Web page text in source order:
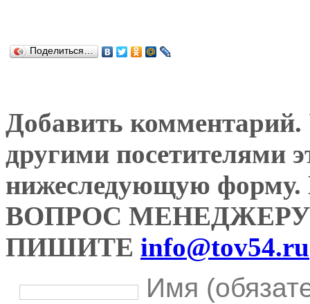
Поделиться…
Добавить комментарий.
другими посетителями
нижеследующую
ВОПРОС
ПИШИТЕ info@tov54.ru
Имя